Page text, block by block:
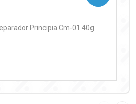
Principia Cm-01 40g